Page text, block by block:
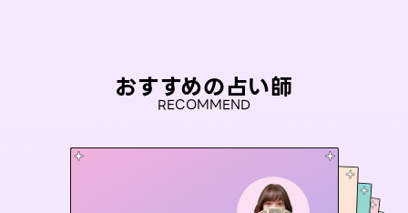
おすすめの占い師
RECOMMEND